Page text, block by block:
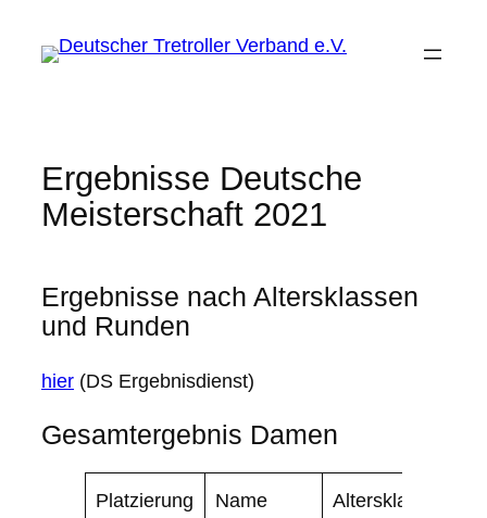
Inhalt
Ergebnisse Deutsche
Meisterschaft 2021
Ergebnisse nach Altersklassen
und Runden
hier (DS Ergebnisdienst)
Gesamtergebnis Damen
Platzierung Name Altersklasse